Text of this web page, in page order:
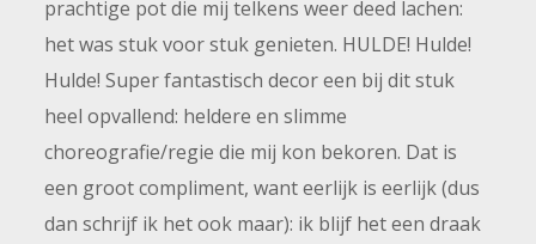
prachtige pot die mij telkens weer deed lachen:
het was stuk voor stuk genieten. HULDE! Hulde!
Hulde! Super fantastisch decor een bij dit stuk
heel opvallend: heldere en slimme
choreografie/regie die mij kon bekoren. Dat is
een groot compliment, want eerlijk is eerlijk (dus
dan schrijf ik het ook maar): ik blijf het een draak